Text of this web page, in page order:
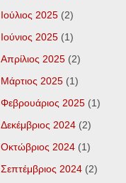
Ιούλιος 2025 (2)
Ιούνιος 2025 (1)
Απρίλιος 2025 (2)
Μάρτιος 2025 (1)
Φεβρουάριος 2025 (1)
Δεκέμβριος 2024 (2)
Οκτώβριος 2024 (1)
Σεπτέμβριος 2024 (2)